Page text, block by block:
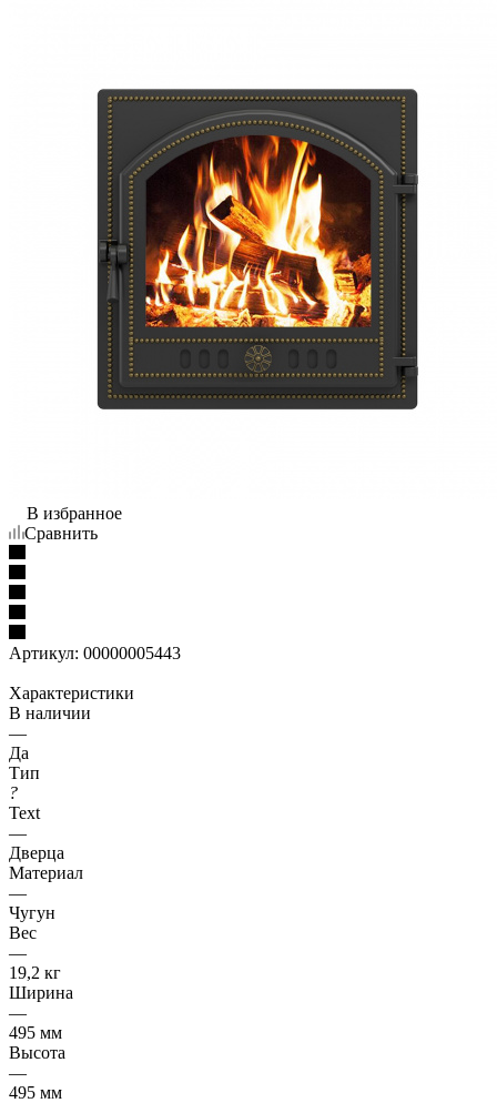
В избранное
Сравнить
Артикул: 00000005443
Характеристики
В наличии
—
Да
Тип
?
Text
—
Дверца
Материал
—
Чугун
Вес
—
19,2 кг
Ширина
—
495 мм
Высота
—
495 мм